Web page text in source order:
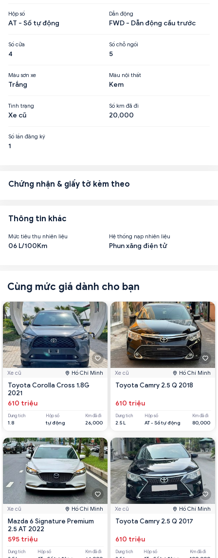
Hộp số
AT - Số tự động
Dẫn động
FWD - Dẫn động cầu trước
Số cửa
4
Số chỗ ngồi
5
Màu sơn xe
Trắng
Màu nội thất
Kem
Tình trạng
Xe cũ
Số km đã đi
20,000
Số lần đăng ký
1
Chứng nhận & giấy tờ kèm theo
Thông tin khác
Mức tiêu thụ nhiên liệu
06 L/100Km
Hệ thống nạp nhiên liệu
Phun xăng điện tử
Cùng mức giá dành cho bạn
Xe cũ Hồ Chí Minh
Toyota Corolla Cross 1.8G
2021
610 triệu
Dung tích
1.8
Hộp số
tự động
Km đã đi
26,000
Xe cũ Hồ Chí Minh
Mazda 6 Signature Premium
2.5 AT 2022
595 triệu
Dung tích Hộp số Km đã đi
Xe cũ Hồ Chí Minh
Toyota Camry 2.5 Q 2018
610 triệu
Dung tích
2.5 L
Hộp số
AT - Số tự động
Km đã đi
80,000
Xe cũ Hồ Chí Minh
Toyota Camry 2.5 Q 2017
610 triệu
Dung tích Hộp số Km đã đi